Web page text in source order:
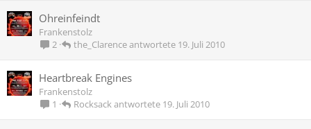
Ohreinfeindt
Frankenstolz
2
19. Juli 2010
the_Clarence
Heartbreak Engines
Frankenstolz
1
19. Juli 2010
Rocksack